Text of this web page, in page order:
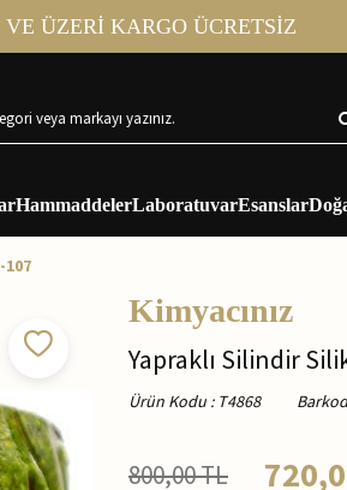
VE ÜZERİ KARGO ÜCRETSİZ
HammaddelerLaboratuvarEsanslar
Kimyacınız
Yapraklı Silindir
Ürün Kodu : T4868 Barkod
800,00TL